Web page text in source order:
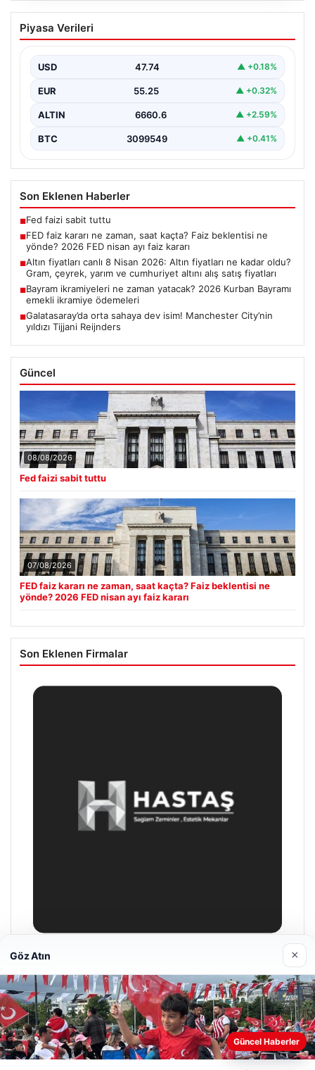
FED faiz kararı ne zaman, saat kaçta?
Faiz beklentisi ne yönde? 2026 FED
Piyasa Verileri
USD 47.74 ▲ +0.18%
EUR 55.25 ▲ +0.32%
ALTIN 6660.6 ▲ +2.59%
BTC 3099549 ▲ +0.41%
Son Eklenen Haberler
■Fed faizi sabit tuttu
■FED faiz kararı ne zaman, saat kaçta? Faiz beklentisi ne
yönde? 2026 FED nisan ayı faiz kararı
■Altın fiyatları canlı 8 Nisan 2026: Altın fiyatları ne kadar oldu?
Gram, çeyrek, yarım ve cumhuriyet altını alış satış fiyatları
■Bayram ikramiyeleri ne zaman yatacak? 2026 Kurban Bayramı
emekli ikramiye ödemeleri
■Galatasaray’da orta sahaya dev isim! Manchester City’nin
yıldızı Tijjani Reijnders
Güncel
08/08/2026
Fed faizi sabit tuttu
07/08/2026
FED faiz kararı ne zaman, saat kaçta? Faiz beklentisi ne
yönde? 2026 FED nisan ayı faiz kararı
Son Eklenen Firmalar
Prenses Night Club
29/04/2026
Web sitemizi nasıl kullandığınızı daha iyi anlayabilmek,
deneyiminizi kişiselleştirmek ve geliştirmek amacıyla çerezler
Göz Atın ×
Güncel Haberler